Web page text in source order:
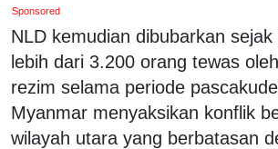
Sponsored
NLD kemudian dibubarkan
lebih dari 3.200 orang tewas
rezim selama periode
Myanmar menyaksikan konflik
wilayah utara yang berbatasan